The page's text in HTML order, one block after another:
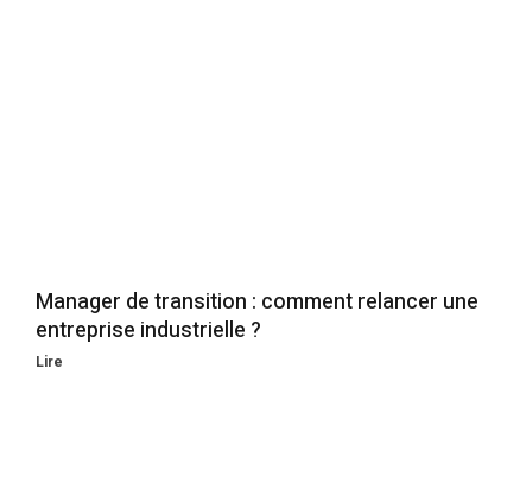
Manager de transition : comment relancer une
entreprise industrielle ?
Lire